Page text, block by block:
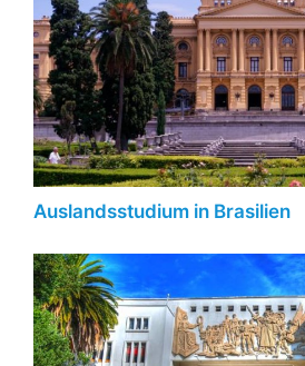
Auslandsstudium in Brasilien